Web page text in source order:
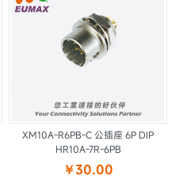
XM10A-R6PB-C 公插座 6P DIP
HR10A-7R-6PB
￥30.00